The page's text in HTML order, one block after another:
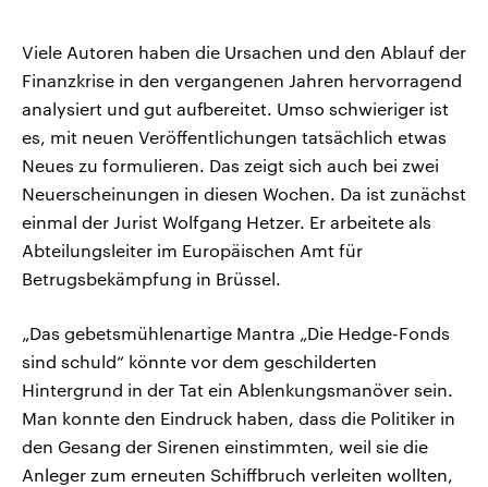
Viele Autoren haben die Ursachen und den Ablauf der
Finanzkrise in den vergangenen Jahren hervorragend
analysiert und gut aufbereitet. Umso schwieriger ist
es, mit neuen Veröffentlichungen tatsächlich etwas
Neues zu formulieren. Das zeigt sich auch bei zwei
Neuerscheinungen in diesen Wochen. Da ist zunächst
einmal der Jurist Wolfgang Hetzer. Er arbeitete als
Abteilungsleiter im Europäischen Amt für
Betrugsbekämpfung in Brüssel.
„Das gebetsmühlenartige Mantra „Die Hedge-Fonds
sind schuld“ könnte vor dem geschilderten
Hintergrund in der Tat ein Ablenkungsmanöver sein.
Man konnte den Eindruck haben, dass die Politiker in
den Gesang der Sirenen einstimmten, weil sie die
Anleger zum erneuten Schiffbruch verleiten wollten,